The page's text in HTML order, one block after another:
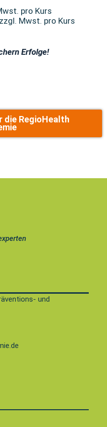
pro Kurs
Mwst. pro Kurs
Erfolge!
die RegioHealth
und